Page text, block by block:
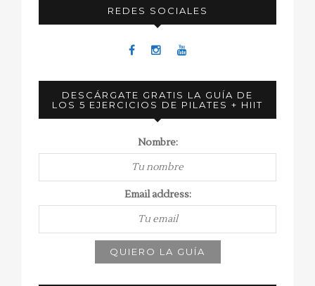
REDES SOCIALES
DESCÁRGATE GRATIS LA GUÍA DE
LOS 5 EJERCICIOS DE PILATES + HIIT
Nombre:
Email address: